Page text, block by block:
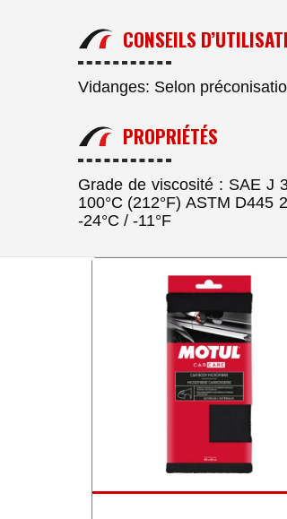
CONSEILS
Vidanges: Selon
PROPRIÉTÉS
Grade de viscosité : SAE J
100°C (212°F) ASTM D445
-24°C / -11°F